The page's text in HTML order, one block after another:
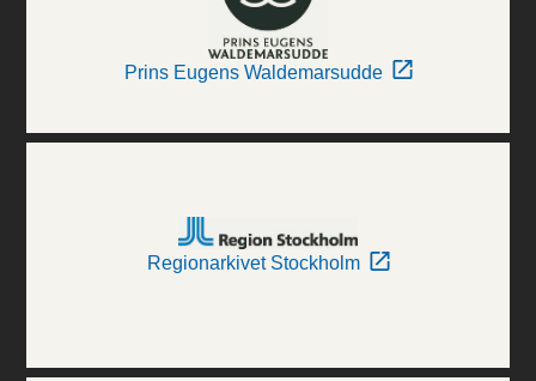
Prins Eugens Waldemarsudde
Regionarkivet Stockholm